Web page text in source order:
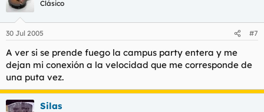
Clásico
30 Jul 2005 #7
A ver si se prende fuego la campus party entera y me
dejan mi conexión a la velocidad que me corresponde de
una puta vez.
Silas